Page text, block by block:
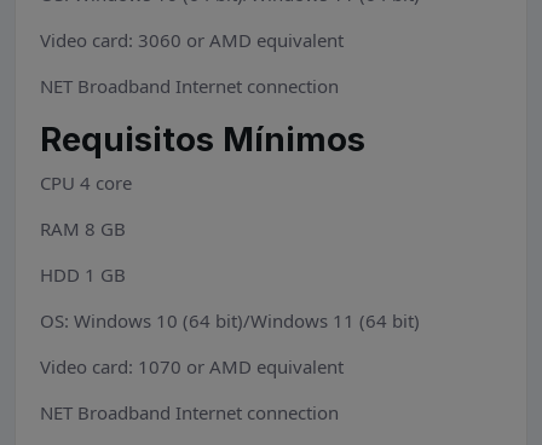
Video card: 3060 or AMD equivalent
NET Broadband Internet connection
Requisitos Mínimos
CPU 4 core
RAM 8 GB
HDD 1 GB
OS: Windows 10 (64 bit)/Windows 11 (64 bit)
Video card: 1070 or AMD equivalent
NET Broadband Internet connection